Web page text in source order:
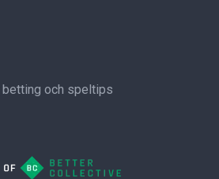
och speltips